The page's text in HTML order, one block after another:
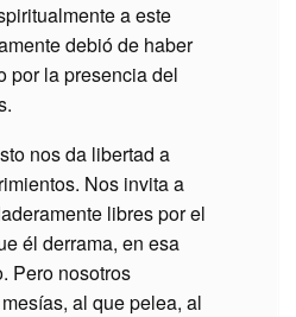
a este
debió de haber
por la presencia del
nos da libertad a
Nos invita a
libres por el
él derrama, en esa
Pero nosotros
al que pelea, al